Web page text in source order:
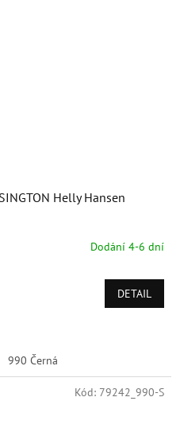
Helly Hansen
Dodání 4-6 dní
DETAIL
990 Černá
Kód: 79242_990-S